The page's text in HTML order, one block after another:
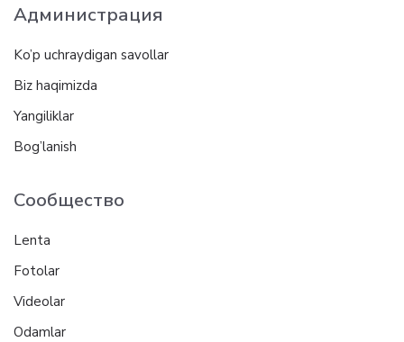
Администрация
Ko’p uchraydigan savollar
Biz haqimizda
Yangiliklar
Bog’lanish
Сообщество
Lenta
Fotolar
Videolar
Odamlar